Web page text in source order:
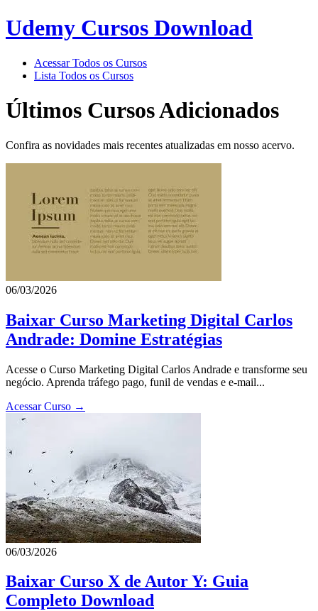
Udemy Cursos Download
Acessar Todos os Cursos
Lista Todos os Cursos
Últimos Cursos Adicionados
Confira as novidades mais recentes atualizadas em nosso acervo.
06/03/2026
Baixar Curso Marketing Digital Carlos
Andrade: Domine Estratégias
Acesse o Curso Marketing Digital Carlos Andrade e transforme seu
negócio. Aprenda tráfego pago, funil de vendas e e-mail...
Acessar Curso →
06/03/2026
Baixar Curso X de Autor Y: Guia
Completo Download